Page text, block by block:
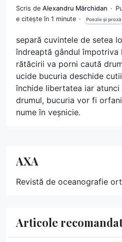
Scris de Alexandru Mărchidan
e citește în 1 minute
Poezie și proză
separă cuvintele de setea
îndreaptă gândul împotriva
rătăcirii va porni caută
ucide bucuria deschide
închide libertatea iar atunci
drumul, bucuria vor fi
nume în veșnicie.
AXA
Revistă de oceanografie
Articole